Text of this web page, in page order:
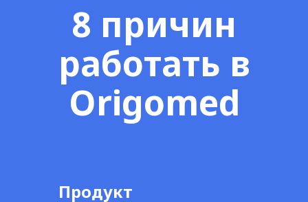
8 причин
работать в
Origomed
Продукт